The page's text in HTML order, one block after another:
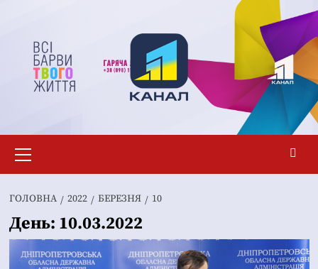
вмісту
меню
ГОЛОВНА 2022 БЕРЕЗНЯ 10
День: 10.03.2022